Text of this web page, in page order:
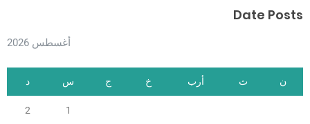
Date Posts
أغسطس 2026
ن ث أرب خ ج س د
1
2